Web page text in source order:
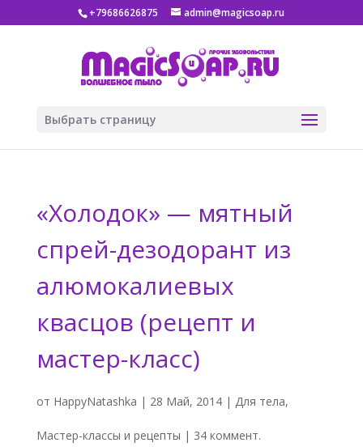
+79686626875 admin@magicsoap.ru
Выбрать страницу
«Холодок» — мятный
спрей-дезодорант из
алюмокалиевых
квасцов (рецепт и
мастер-класс)
от HappyNatashka | 28 Май, 2014| Для тела,
Мастер-классы и рецепты | 34 коммент.